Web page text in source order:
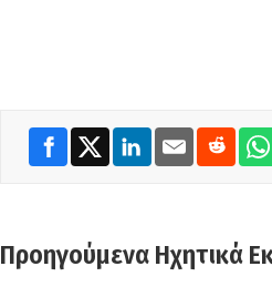
Προηγούμενα Ηχητικά